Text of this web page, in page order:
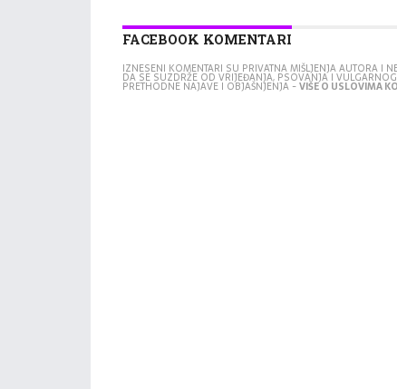
FACEBOOK KOMENTARI
IZNESENI KOMENTARI SU PRIVATNA MIŠLJENJA AUTORA I
DA SE SUZDRŽE OD VRIJEĐANJA, PSOVANJA I
PRETHODNE NAJAVE I OBJAŠNJENJA -VIŠE O USLOVIMA